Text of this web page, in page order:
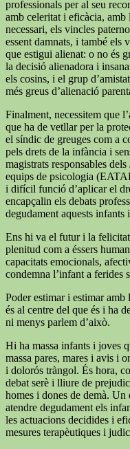
professionals per al seu
amb celeritat i eficàcia,
necessari, els vincles
essent damnats, i també els
que estigui alienat: o no és
la decisió alienadora i
els cosins, i el grup
més greus d’alienació
Finalment, necessitem que
que ha de vetllar per la
el síndic de greuges com a
pels drets de la infància i
magistrats responsables
equips de psicologia
i difícil funció d’aplicar el
encapçalin els debats
degudament aquests infants
Ens hi va el futur i la
plenitud com a éssers
capacitats emocionals,
condemna l’infant a ferides
Poder estimar i estimar amb
és al centre del que és i ha
ni menys parlem d’això.
Hi ha massa infants i joves
massa pares, mares i avis i
i dolorós tràngol. És hora,
debat serè i lliure de
homes i dones de demà. Un
atendre degudament els
les actuacions decidides i
mesures terapèutiques i